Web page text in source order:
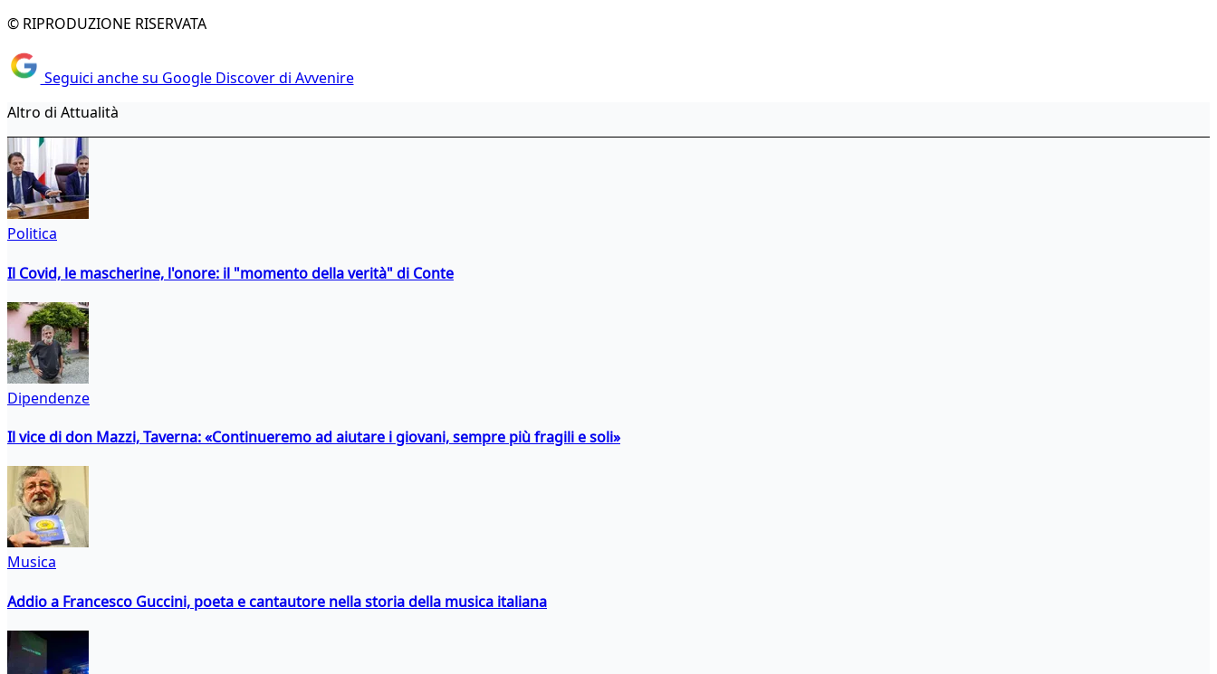
© RIPRODUZIONE RISERVATA
Seguici anche su Google Discover di Avvenire
Altro di Attualità
Politica
Il Covid, le mascherine, l'onore: il "momento della verità" di Conte
Dipendenze
Il vice di don Mazzi, Taverna: «Continueremo ad aiutare i giovani, sempre più fragili e soli»
Musica
Addio a Francesco Guccini, poeta e cantautore nella storia della musica italiana